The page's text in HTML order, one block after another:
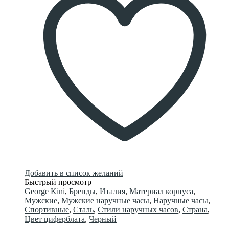
Добавить в список желаний
Быстрый просмотр
George Kini, Бренды, Италия, Материал корпуса,
Мужские, Мужские наручные часы, Наручные часы,
Спортивные, Сталь, Стили наручных часов, Страна,
Цвет циферблата, Черный